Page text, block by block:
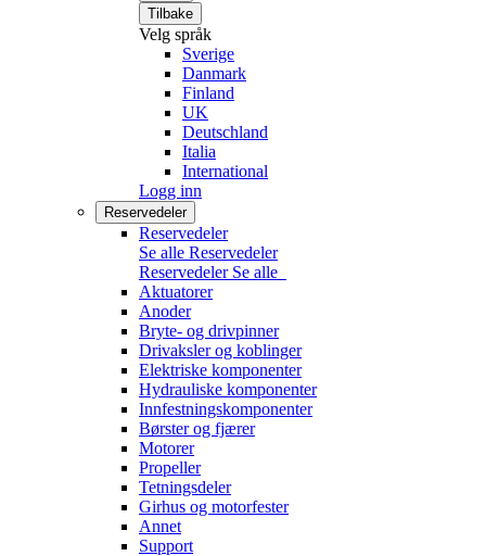
Tilbake
Velg språk
Sverige
Danmark
Finland
UK
Deutschland
Italia
International
Logg inn
Reservedeler
Reservedeler
Se alle Reservedeler
Reservedeler Se alle
Aktuatorer
Anoder
Bryte- og drivpinner
Drivaksler og koblinger
Elektriske komponenter
Hydrauliske komponenter
Innfestningskomponenter
Børster og fjærer
Motorer
Propeller
Tetningsdeler
Girhus og motorfester
Annet
Support